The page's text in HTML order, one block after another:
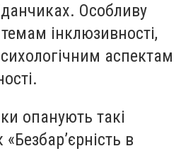
Особливу
інклюзивності,
аспектам
опанують такі
в